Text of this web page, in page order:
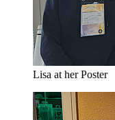
Lisa at her Poster